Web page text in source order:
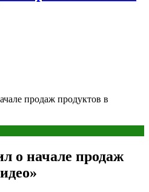
продаж продуктов в
о начале продаж